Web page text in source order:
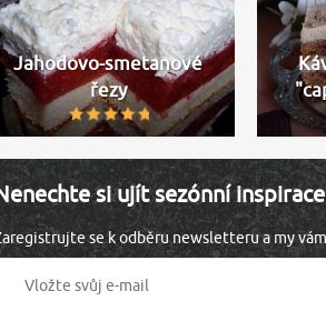
Jahodovo-smetanové
řezy
si ujít sezónní
se k odběru newsletteru a my